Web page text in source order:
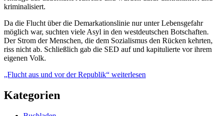
kriminalisiert.
Da die Flucht über die Demarkationslinie nur unter Lebensgefahr
möglich war, suchten viele Asyl in den westdeutschen Botschaften.
Der Strom der Menschen, die dem Sozialismus den Rücken kehrten,
riss nicht ab. Schließlich gab die SED auf und kapitulierte vor ihrem
eigenen Volk.
„Flucht aus und vor der Republik“ weiterlesen
Kategorien